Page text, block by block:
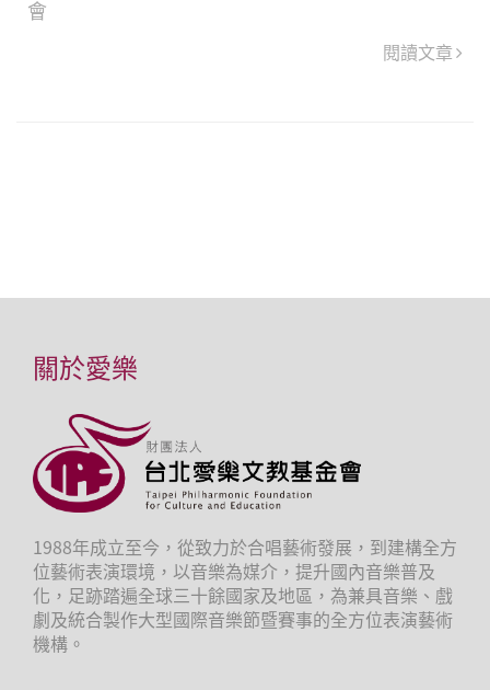
會
閱讀文章
關於愛樂
1988年成立至今，從致力於合唱藝術發展，到建構全方
位藝術表演環境，以音樂為媒介，提升國內音樂普及
化，足跡踏遍全球三十餘國家及地區，為兼具音樂、戲
劇及統合製作大型國際音樂節暨賽事的全方位表演藝術
機構。